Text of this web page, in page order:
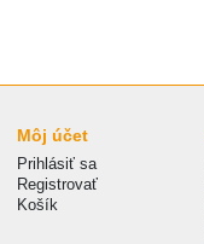
Môj účet
Prihlásiť sa
Registrovať
Košík